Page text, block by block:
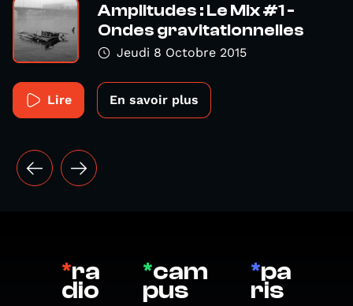
Amplitudes : Le Mix #1 -
Ondes gravitationnelles
Jeudi 8 Octobre 2015
Lire En savoir plus
*ra
dio
*cam
pus
*pa
ris